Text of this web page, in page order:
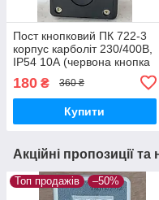
Пост кнопковий ПК 722-3
корпус карболіт 230/400B,
IP54 10А (червона кнопка
кнопковий
180 ₴ 360 ₴
Купити
Акційні пропозиції та
Топ продажів –50%